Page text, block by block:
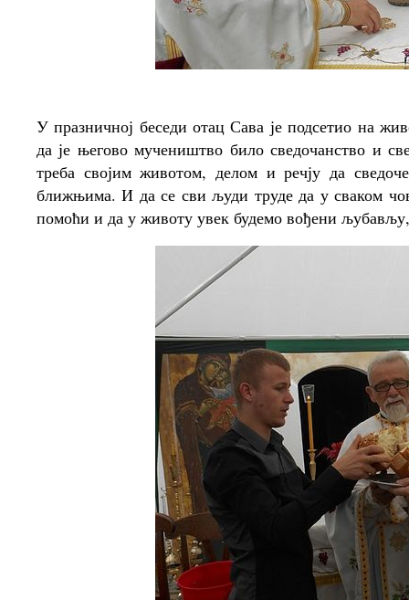
У празничној беседи отац Сава је подсетио на
да је његово мучеништво било сведочанство и
треба својим животом, делом и речју да
ближњима. И да се сви људи труде да у сваком
помоћи и да у животу увек будемо вођени